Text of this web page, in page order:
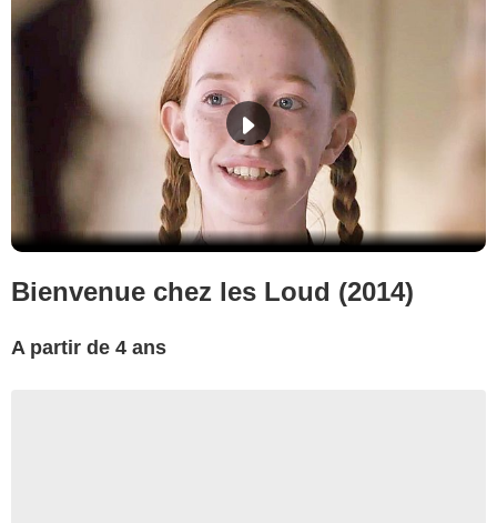
Bienvenue chez les Loud (2014)
A partir de 4 ans